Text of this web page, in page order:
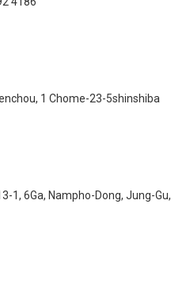
1 Chome-23-5shinshiba
1, 6Ga, Nampho-Dong, Jung-Gu,